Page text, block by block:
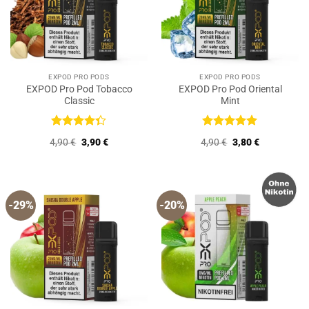
EXPOD PRO PODS
EXPOD Pro Pod Tobacco
Classic
Bewertet
mit 4.33
4,90€ Ursprünglicher
Preis
3,90€Aktueller
EXPOD PRO PODS
EXPOD Pro Pod Oriental
Mint
Bewertet
mit 5 von
4,90€ Ursprünglicher
Preis
3,80€Aktueller
-29% -20%